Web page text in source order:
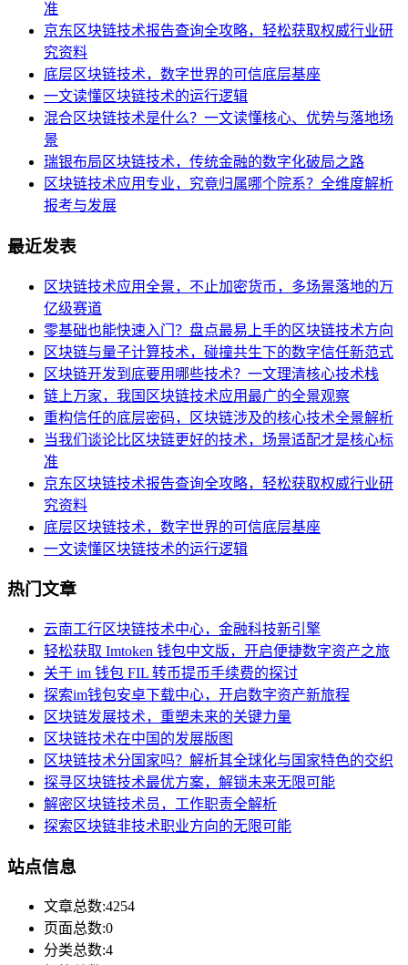
准
京东区块链技术报告查询全攻略，轻松获取权威行业研
究资料
底层区块链技术，数字世界的可信底层基座
一文读懂区块链技术的运行逻辑
混合区块链技术是什么？一文读懂核心、优势与落地场
景
瑞银布局区块链技术，传统金融的数字化破局之路
区块链技术应用专业，究竟归属哪个院系？全维度解析
报考与发展
最近发表
区块链技术应用全景，不止加密货币，多场景落地的万
亿级赛道
零基础也能快速入门？盘点最易上手的区块链技术方向
区块链与量子计算技术，碰撞共生下的数字信任新范式
区块链开发到底要用哪些技术？一文理清核心技术栈
链上万家，我国区块链技术应用最广的全景观察
重构信任的底层密码，区块链涉及的核心技术全景解析
当我们谈论比区块链更好的技术，场景适配才是核心标
准
京东区块链技术报告查询全攻略，轻松获取权威行业研
究资料
底层区块链技术，数字世界的可信底层基座
一文读懂区块链技术的运行逻辑
热门文章
云南工行区块链技术中心，金融科技新引擎
轻松获取 Imtoken 钱包中文版，开启便捷数字资产之旅
关于 im 钱包 FIL 转币提币手续费的探讨
探索im钱包安卓下载中心，开启数字资产新旅程
区块链发展技术，重塑未来的关键力量
区块链技术在中国的发展版图
区块链技术分国家吗？解析其全球化与国家特色的交织
探寻区块链技术最优方案，解锁未来无限可能
解密区块链技术员，工作职责全解析
探索区块链非技术职业方向的无限可能
站点信息
文章总数:4254
页面总数:0
分类总数:4